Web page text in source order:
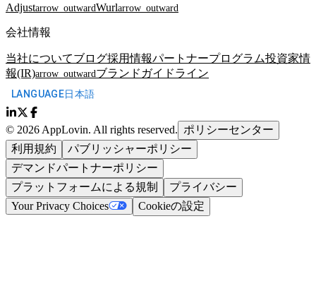
Adjustarrow_outwardWurlarrow_outward
会社情報
当社についてブログ採用情報パートナープログラム投資家情
報(IR)arrow_outward ブランドガイドライン
LANGUAGE日本語
© 2026 AppLovin. All rights reserved. ポリシーセンター
利用規約
パブリッシャーポリシー
デマンドパートナーポリシー
プラットフォームによる規制
プライバシー
Your Privacy Choices
Cookieの設定